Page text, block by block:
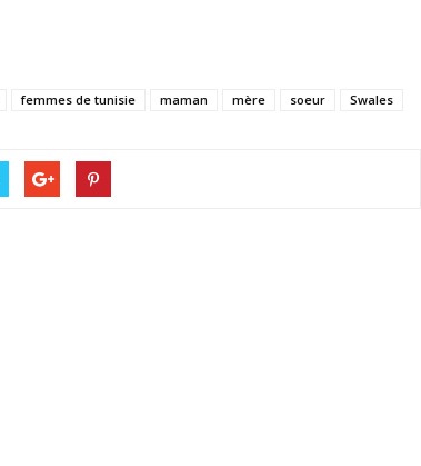
femmes de tunisie maman mère soeur Swales